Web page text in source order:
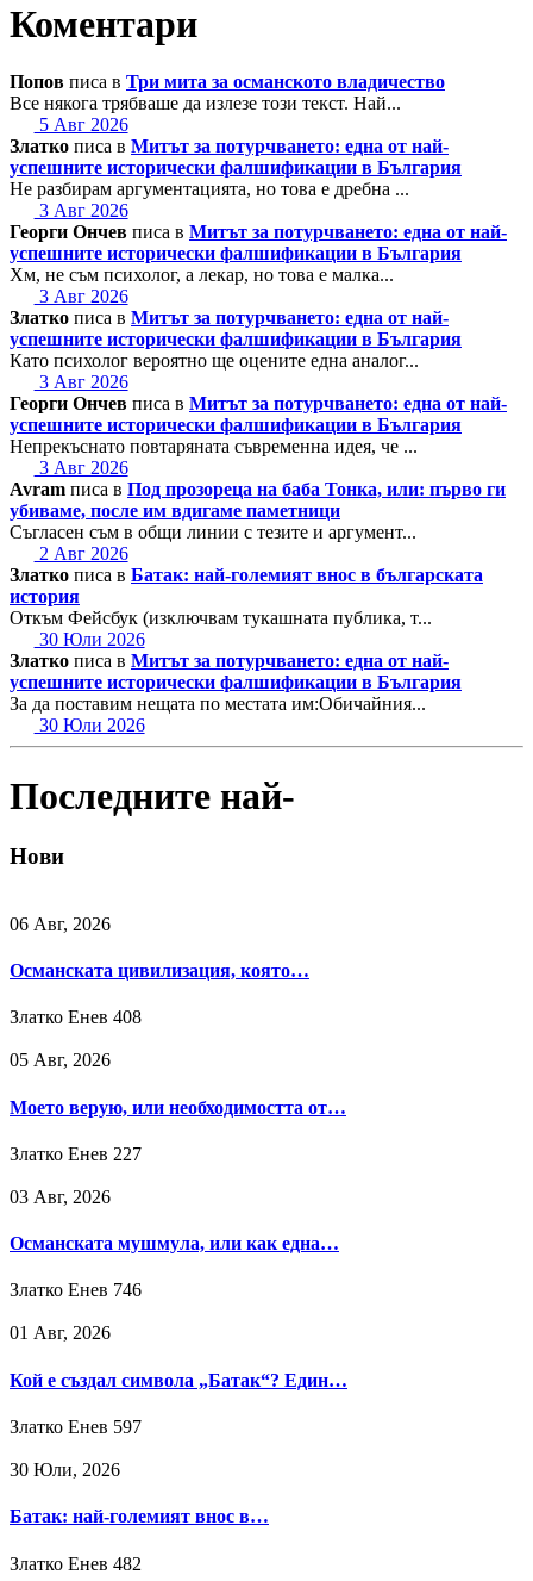
Коментари
Попов писа в Три мита за османското владичество
Все някога трябваше да излезе този текст. Най...
5 Авг 2026
Златко писа в Митът за потурчването: една от най-
успешните исторически фалшификации в България
Не разбирам аргументацията, но това е дребна ...
3 Авг 2026
Георги Ончев писа в Митът за потурчването: една от най-
успешните исторически фалшификации в България
Хм, не съм психолог, а лекар, но това е малка...
3 Авг 2026
Златко писа в Митът за потурчването: една от най-
успешните исторически фалшификации в България
Като психолог вероятно ще оцените една аналог...
3 Авг 2026
Георги Ончев писа в Митът за потурчването: една от най-
успешните исторически фалшификации в България
Непрекъснато повтаряната съвременна идея, че ...
3 Авг 2026
Avram писа в Под прозореца на баба Тонка, или: първо ги
убиваме, после им вдигаме паметници
Съгласен съм в общи линии с тезите и аргумент...
2 Авг 2026
Златко писа в Батак: най-големият внос в българската
история
Откъм Фейсбук (изключвам тукашната публика, т...
30 Юли 2026
Златко писа в Митът за потурчването: една от най-
успешните исторически фалшификации в България
За да поставим нещата по местата им:Обичайния...
30 Юли 2026
Последните най-
Нови
06 Авг, 2026
Османската цивилизация, която…
Златко Енев 408
05 Авг, 2026
Моето верую, или необходимостта от…
Златко Енев 227
03 Авг, 2026
Османската мушмула, или как една…
Златко Енев 746
01 Авг, 2026
Кой е създал символа „Батак“? Един…
Златко Енев 597
30 Юли, 2026
Батак: най-големият внос в…
Златко Енев 482